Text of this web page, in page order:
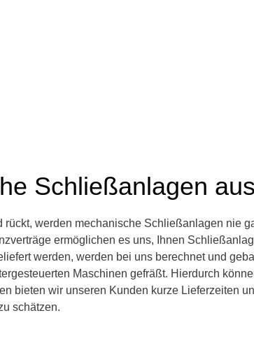
Schließanlagen
werden mechanische Schließanlagen nie
ermöglichen es uns, Ihnen
werden, werden bei uns berechnet und
Maschinen gefräßt. Hierdurch
bieten wir unseren Kunden kurze Lieferzeiten
schätzen.